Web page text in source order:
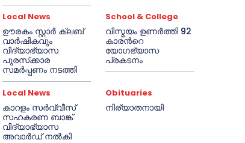
Local News
ഊരകം സ്റ്റാർ ക്ലബ്
വാർഷികവും
വിദ്യാഭ്യാസ
പുരസ്‌ക്കാര
സമർപ്പണം നടത്തി
School & College
വിസ്മയം ഉണർത്തി 92
കാരൻറെ
യോഗഭ്യാസ
പ്രകടനം
Local News
കാറളം സർവ്വീസ്
സഹകരണ ബാങ്ക്
വിദ്യാഭ്യാസ
അവാർഡ് നൽകി
Obituaries
നിര്യാതനായി